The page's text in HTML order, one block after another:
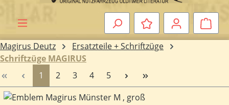
Magirus Deutz
Ersatzteile + Schriftzüge
Schriftzüge MAGIRUS
Seite
1 Seite
2 Seite
3 Seite
4 Seite
5